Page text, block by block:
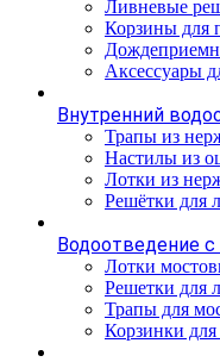
Ливневые
Корзины для
Аксессуары
Внутренний
Трапы из
Настилы из
Лотки из
Решётки для
Водоотведение
Лотки
Решетки для
Трапы для
Корзинки